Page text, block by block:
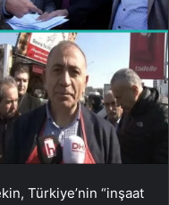
Türkiye’nin “inşaat